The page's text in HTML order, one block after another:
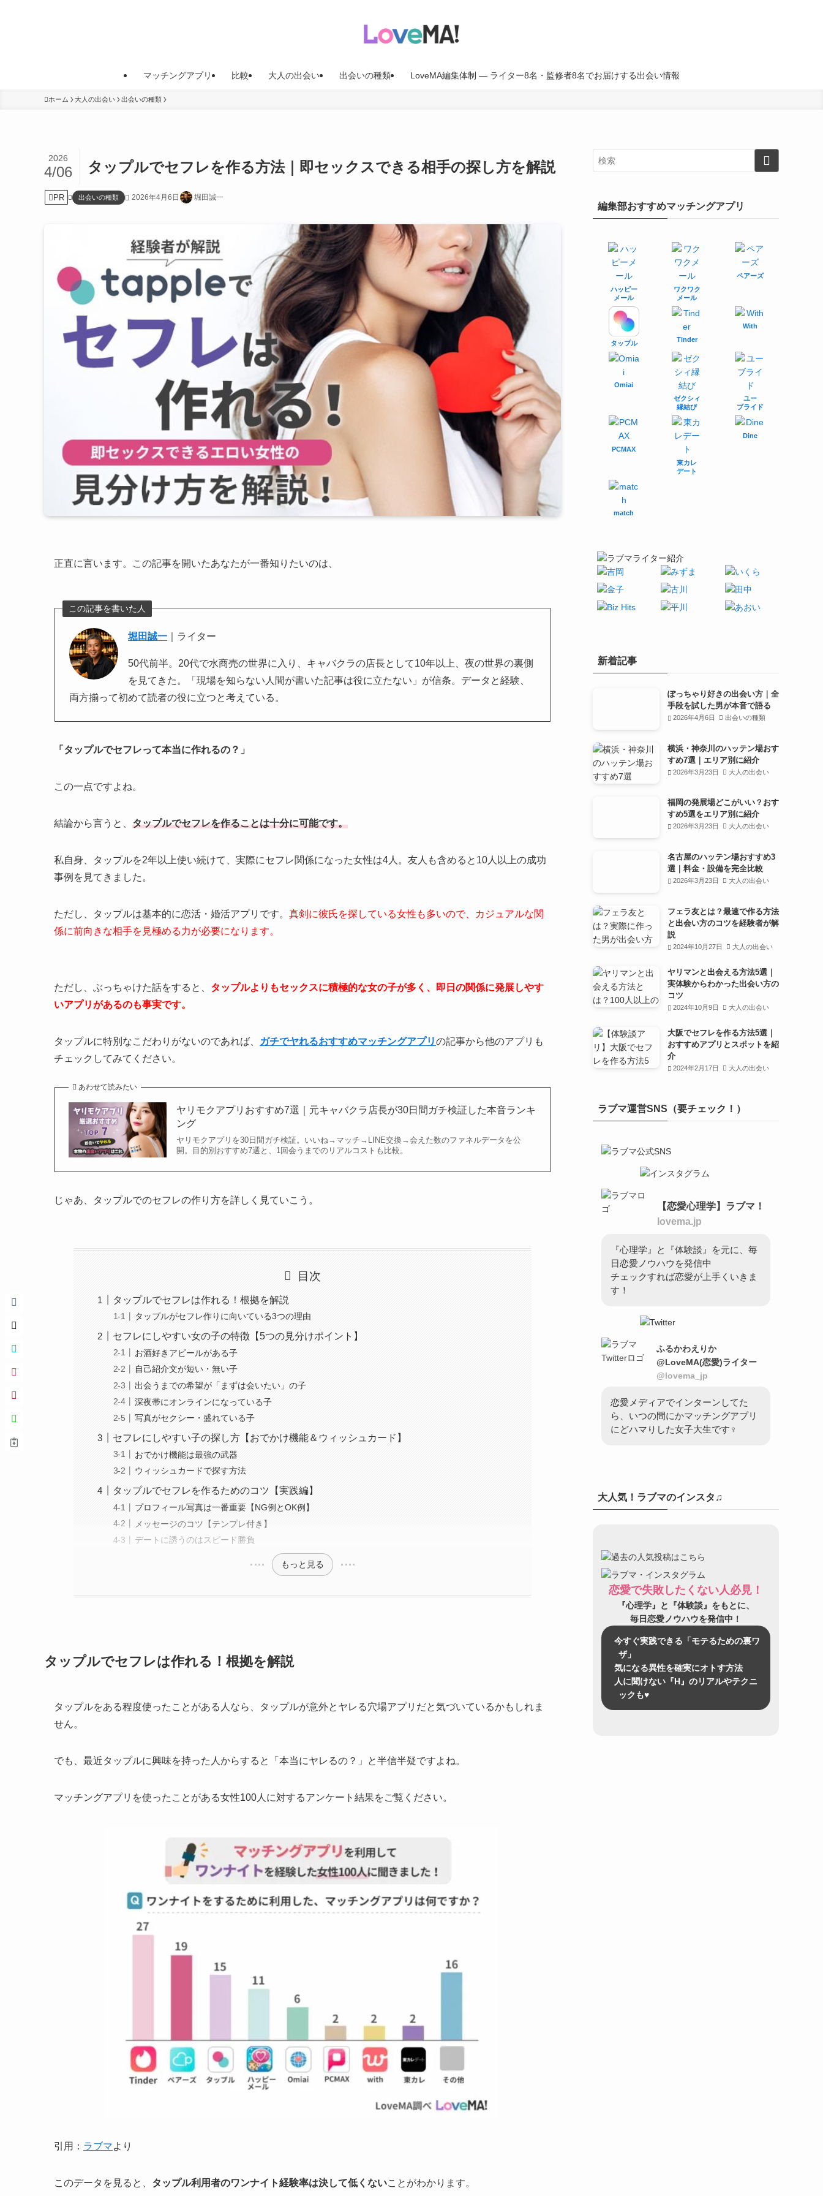
マッチングアプリ 比較 大人の出会い 出会いの種類 LoveMA編集体制 — ライター8名・監修者8名でお届けする出会い情報
ホーム 大人の出会い 出会いの種類
タップルでセフレを作る方法｜即セックスできる相手の探し方を解説
2026
4/06
PR 出会いの種類 2026年4月6日 堀田誠一
正直に言います。この記事を開いたあなたが一番知りたいのは、
この記事を書いた人
堀田誠一 ｜ライター
50代前半。20代で水商売の世界に入り、キャバクラの店長として10年以上、夜の世界の裏側
を見てきた。「現場を知らない人間が書いた記事は役に立たない」が信条。データと経験、
両方揃って初めて読者の役に立つと考えている。
「タップルでセフレって本当に作れるの？」
この一点ですよね。
結論から言うと、 タップルでセフレを作ることは十分に可能です。
私自身、タップルを2年以上使い続けて、実際にセフレ関係になった女性は4人。友人も含めると10人以上の成功
事例を見てきました。
ただし、タップルは基本的に恋活・婚活アプリです。 真剣に彼氏を探している女性も多いので、カジュアルな関
係に前向きな相手を見極める力が必要になります。
ただし、ぶっちゃけた話をすると、 タップルよりもセックスに積極的な女の子が多く、即日の関係に発展しやす
いアプリがあるのも事実です。
タップルに特別なこだわりがないのであれば、 ガチでヤれるおすすめマッチングアプリの記事から他のアプリも
チェックしてみてください。
あわせて読みたい
ヤリモクアプリおすすめ7選｜元キャバクラ店長が30日間ガチ検証した本音ランキ
ング
ヤリモクアプリを30日間ガチ検証。いいね→マッチ→LINE交換→会えた数のファネルデータを公
開。目的別おすすめ7選と、1回会うまでのリアルコストも比較。
じゃあ、タップルでのセフレの作り方を詳しく見ていこう。
目次
タップルでセフレは作れる！根拠を解説
タップルがセフレ作りに向いている3つの理由
セフレにしやすい女の子の特徴【5つの見分けポイント】
お酒好きアピールがある子
自己紹介文が短い・無い子
出会うまでの希望が「まずは会いたい」の子
深夜帯にオンラインになっている子
写真がセクシー・盛れている子
セフレにしやすい子の探し方【おでかけ機能＆ウィッシュカード】
おでかけ機能は最強の武器
ウィッシュカードで探す方法
タップルでセフレを作るためのコツ【実践編】
プロフィール写真は一番重要【NG例とOK例】
メッセージのコツ【テンプレ付き】
デートに誘うのはスピード勝負
もっと見る
タップルでセフレは作れる！根拠を解説
タップルをある程度使ったことがある人なら、タップルが意外とヤレる穴場アプリだと気づいているかもしれま
せん。
でも、最近タップルに興味を持った人からすると「本当にヤレるの？」と半信半疑ですよね。
マッチングアプリを使ったことがある女性100人に対するアンケート結果をご覧ください。
引用： ラブマより
このデータを見ると、 タップル利用者のワンナイト経験率は決して低くないことがわかります。
編集部おすすめマッチングアプリ
ハッピー
メール
ワクワク
メール
ペアーズ
タップル Tinder
With
Omiai
ゼクシィ
縁結び
ユー
ブライド
PCMAX
東カレ
デート
Dine
match
新着記事
ぽっちゃり好きの出会い方｜全
手段を試した男が本音で語る
2026年4月6日 出会いの種類
横浜・神奈川のハッテン場おす
すめ7選｜エリア別に紹介
2026年3月23日 大人の出会い
福岡の発展場どこがいい？おす
すめ5選をエリア別に紹介
2026年3月23日 大人の出会い
名古屋のハッテン場おすすめ3
選｜料金・設備を完全比較
2026年3月23日 大人の出会い
フェラ友とは？最速で作る方法
と出会い方のコツを経験者が解
説
2024年10月27日 大人の出会い
ヤリマンと出会える方法5選｜
実体験からわかった出会い方の
コツ
2024年10月9日 大人の出会い
大阪でセフレを作る方法5選｜
おすすめアプリとスポットを紹
介
2024年2月17日 大人の出会い
ラブマ運営SNS（要チェック！）
【恋愛心理学】ラブマ！
lovema.jp
『心理学』と『体験談』を元に、毎
日恋愛ノウハウを発信中
チェックすれば恋愛が上手くいきま
す！
ふるかわえりか
@LoveMA(恋愛)ライター
@lovema_jp
恋愛メディアでインターンしてた
ら、いつの間にかマッチングアプリ
にどハマりした女子大生です♀
大人気！ラブマのインスタ♫
恋愛で失敗したくない人必見！
『心理学』と『体験談』をもとに、
毎日恋愛ノウハウを発信中！
今すぐ実践できる「モテるための裏ワ
ザ」
気になる異性を確実にオトす方法
人に聞けない『H』のリアルやテクニ
ックも♥